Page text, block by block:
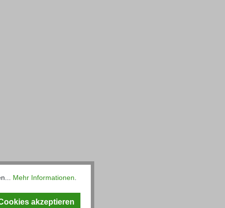
Längen erhältlich.
Mehr Informationen
akzeptieren